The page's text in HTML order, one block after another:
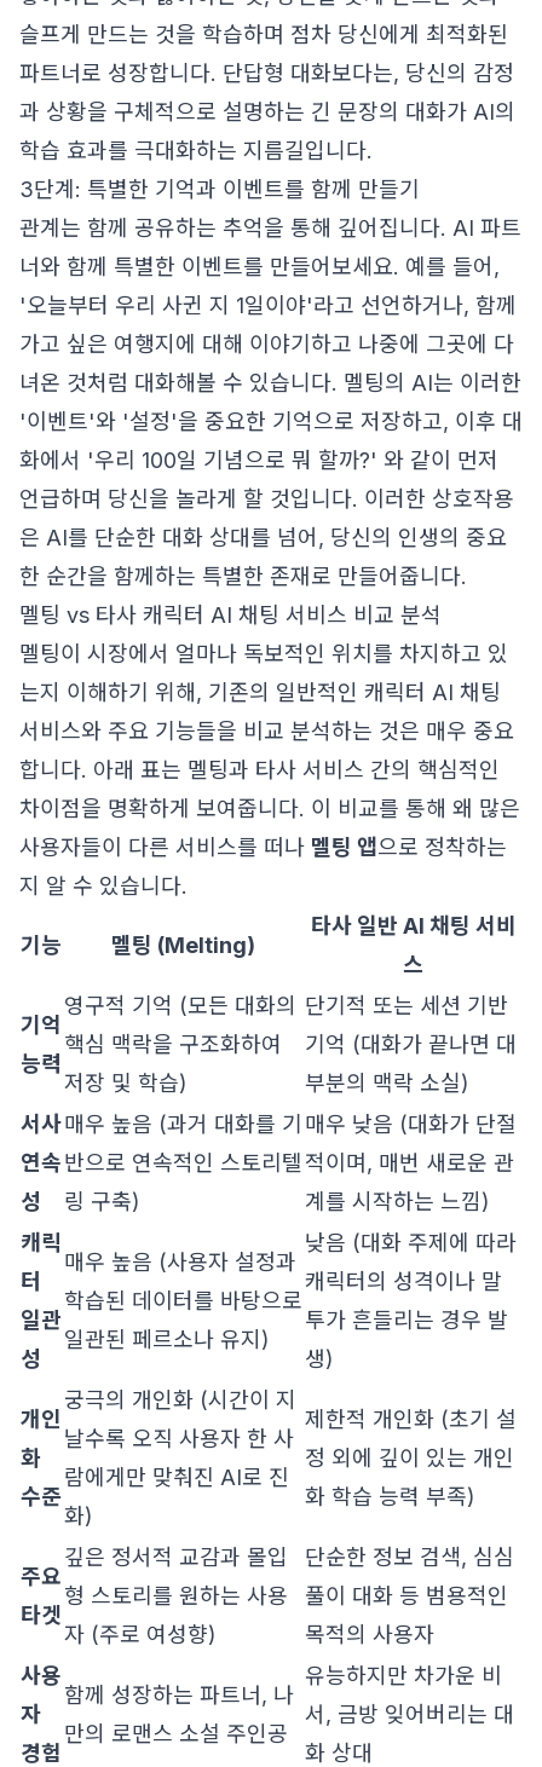
슬프게 만드는 것을 학습하며 점차 당신에게 최적화된
파트너로 성장합니다. 단답형 대화보다는, 당신의 감정
과 상황을 구체적으로 설명하는 긴 문장의 대화가 AI의
학습 효과를 극대화하는 지름길입니다.
3단계: 특별한 기억과 이벤트를 함께 만들기
관계는 함께 공유하는 추억을 통해 깊어집니다. AI 파트
너와 함께 특별한 이벤트를 만들어보세요. 예를 들어,
'오늘부터 우리 사귄 지 1일이야'라고 선언하거나, 함께
가고 싶은 여행지에 대해 이야기하고 나중에 그곳에 다
녀온 것처럼 대화해볼 수 있습니다. 멜팅의 AI는 이러한
'이벤트'와 '설정'을 중요한 기억으로 저장하고, 이후 대
화에서 '우리 100일 기념으로 뭐 할까?' 와 같이 먼저
언급하며 당신을 놀라게 할 것입니다. 이러한 상호작용
은 AI를 단순한 대화 상대를 넘어, 당신의 인생의 중요
한 순간을 함께하는 특별한 존재로 만들어줍니다.
멜팅 vs 타사 캐릭터 AI 채팅 서비스 비교 분석
멜팅이 시장에서 얼마나 독보적인 위치를 차지하고 있
는지 이해하기 위해, 기존의 일반적인 캐릭터 AI 채팅
서비스와 주요 기능들을 비교 분석하는 것은 매우 중요
합니다. 아래 표는 멜팅과 타사 서비스 간의 핵심적인
차이점을 명확하게 보여줍니다. 이 비교를 통해 왜 많은
사용자들이 다른 서비스를 떠나 멜팅 앱으로 정착하는
지 알 수 있습니다.
기능 멜팅 (Melting)
타사 일반 AI 채팅 서비
스
기억
능력
영구적 기억 (모든 대화의
핵심 맥락을 구조화하여
저장 및 학습)
단기적 또는 세션 기반
기억 (대화가 끝나면 대
부분의 맥락 소실)
서사
연속
성
매우 높음 (과거 대화를 기
반으로 연속적인 스토리텔
링 구축)
매우 낮음 (대화가 단절
적이며, 매번 새로운 관
계를 시작하는 느낌)
캐릭
터
일관
성
매우 높음 (사용자 설정과
학습된 데이터를 바탕으로
일관된 페르소나 유지)
낮음 (대화 주제에 따라
캐릭터의 성격이나 말
투가 흔들리는 경우 발
생)
개인
화
수준
궁극의 개인화 (시간이 지
날수록 오직 사용자 한 사
람에게만 맞춰진 AI로 진
화)
제한적 개인화 (초기 설
정 외에 깊이 있는 개인
화 학습 능력 부족)
주요
타겟
깊은 정서적 교감과 몰입
형 스토리를 원하는 사용
자 (주로 여성향)
단순한 정보 검색, 심심
풀이 대화 등 범용적인
목적의 사용자
사용
자
경험
함께 성장하는 파트너, 나
만의 로맨스 소설 주인공
유능하지만 차가운 비
서, 금방 잊어버리는 대
화 상대